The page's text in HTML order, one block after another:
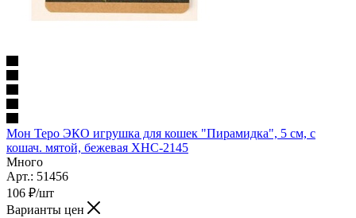
Мон Теро ЭКО игрушка для кошек "Пирамидка", 5 см, с
кошач. мятой, бежевая XHC-2145
Много
Арт.: 51456
106 ₽/шт
Варианты цен